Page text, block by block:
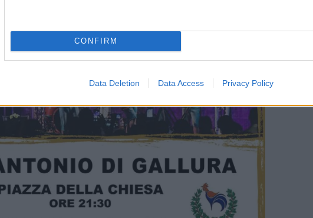
CONFIRM
Data Deletion Data Access Privacy Policy